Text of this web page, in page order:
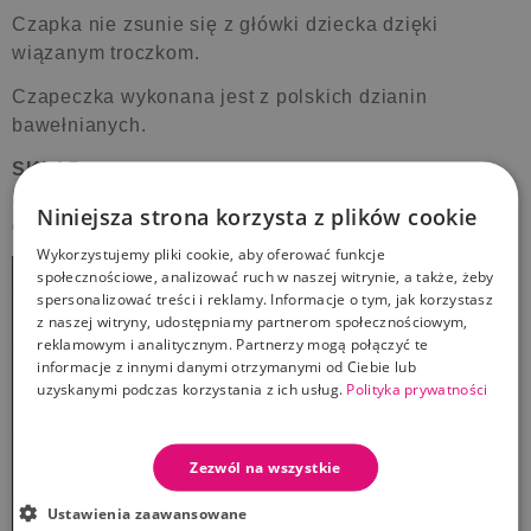
Czapka nie zsunie się z główki dziecka dzięki
wiązanym troczkom.
Czapeczka wykonana jest z polskich dzianin
bawełnianych.
SKŁAD:
bawełna 95%
elastan 5%
TABELA ROZMIARÓW CZAPEK
WIEK
WZROST
w cm
OBWÓD GŁOWY
w cm
1 m-c 56
36
37
62
Niniejsza strona korzysta z plików cookie
Wykorzystujemy pliki cookie, aby oferować funkcje
społecznościowe, analizować ruch w naszej witrynie, a także, żeby
spersonalizować treści i reklamy. Informacje o tym, jak korzystasz
z naszej witryny, udostępniamy partnerom społecznościowym,
reklamowym i analitycznym. Partnerzy mogą połączyć te
informacje z innymi danymi otrzymanymi od Ciebie lub
uzyskanymi podczas korzystania z ich usług. Polityka prywatności
Zezwól na wszystkie
Ustawienia zaawansowane